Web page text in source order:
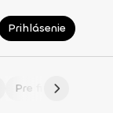
Prihlásenie
Pre fitmaminky